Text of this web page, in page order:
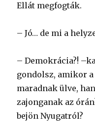
Ellát megfogták.
– Jó… de mi a
– Demokrácia?!
gondolsz, amikor
maradnak ülve,
zajonganak az
bejön Nyugatról?